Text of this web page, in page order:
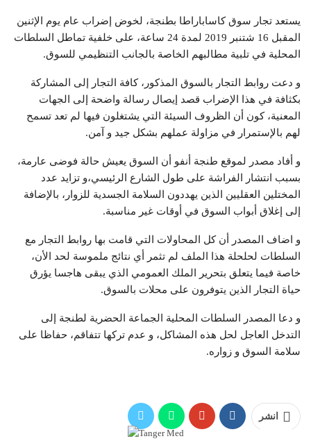
يستعد تجار سوق كاساباراطا بطنجة، لخوض إضراب عام يوم الإثنين
المقبل 16 شتنبر 2019 لمدة 24 ساعة، على خلفية تماطل السلطات
المحلية في تلبية مطالبهم الخاصة بالجانب التنظيمي للسوق.
و دعت روابط التجار بالسوق المذكور، كافة التجار إلى المشاركة
بكثافة في هذا الإضراب قصد إيصال رسالة واضحة إلى الجهات
المعنية، كون أن الظروف السيئة التي يشتغلون فيها لم تعد تسمح
لهم بالإستمرار في مزاولة عملهم بشكل جيد و آمن.
و أفاد مصدر لموقع طنجة أنفو أن السوق يعيش حالة فوضى عارمة،
بسبب انتشار الفراشة على طول الشارع الرئيسي،و تزايد عدد
المختلين العقليين الذين يهددون السلامة الجسدية للزوار، بالإضافة
إلى إغلاق أبواب السوق في أوقات غير مناسبة.
و اضاف المصدر أن كل المحاولات التي قامت بها روابط التجار مع
السلطات لحلحلة هذا الملف لم تثمر أي نتائج ملموسة لحد الأن،
خاصة فيما يتعلق بتحرير الملك العمومي الذي يبقى هاجسا يؤرق
حياة التجار الذين يتوفرون على محلات بالسوق.
و دعا المصدر السلطات المحلية الجماعة الحضرية لطنجة إلى
التدخل العاجل لحل هذه المشاكل، و عدم تركها تتفاقم، حفاظا على
سلامة السوق و زواره.
انشر